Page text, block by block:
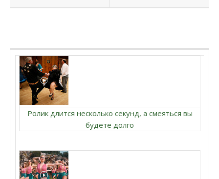
Ролик длится несколько секунд, а смеяться вы
будете долго